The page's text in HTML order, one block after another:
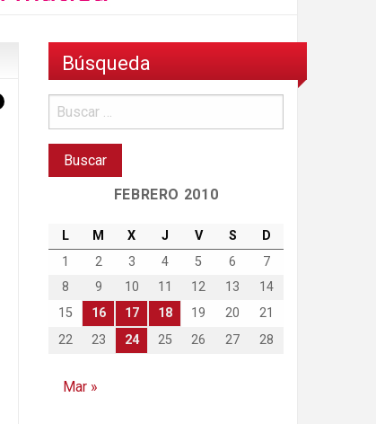
Búsqueda
FEBRERO 2010
L M X J V S
D
1
2 3 4 5 6
7
8
9 10 11 12 13
14
15
16 17 18 19 20
21
22
23 24 25 26 27 28
Mar »